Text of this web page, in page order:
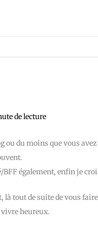
de lecture
ou du moins que vous
BFF également, enfin je
là tout de suite de vous
heureux.